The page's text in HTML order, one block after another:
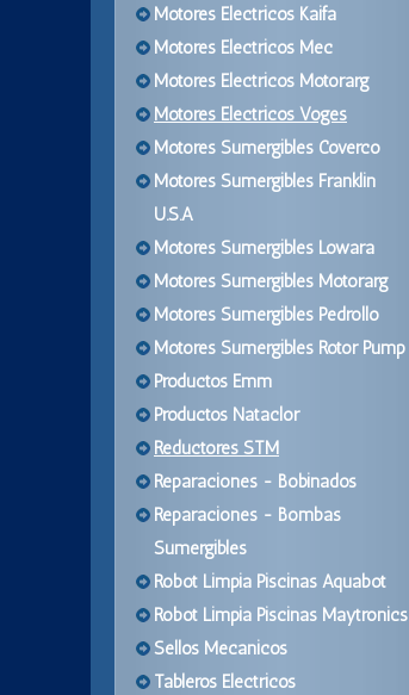
Motores Electricos Kaifa
Motores Electricos Mec
Motores Electricos Motorarg
Motores Electricos Voges
Motores Sumergibles Coverco
Motores Sumergibles Franklin
U.S.A
Motores Sumergibles Lowara
Motores Sumergibles Motorarg
Motores Sumergibles Pedrollo
Motores Sumergibles Rotor Pump
Productos Emm
Productos Nataclor
Reductores STM
Reparaciones - Bobinados
Reparaciones - Bombas
Sumergibles
Robot Limpia Piscinas Aquabot
Robot Limpia Piscinas Maytronics
Sellos Mecanicos
Tableros Electricos